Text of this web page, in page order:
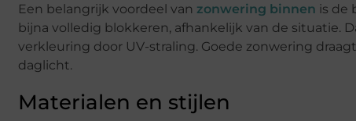
Een belangrijk voordeel van zonwering binnen is de
bijna volledig blokkeren, afhankelijk van de situatie.
verkleuring door UV-straling. Goede zonwering
daglicht.
Materialen en stijlen